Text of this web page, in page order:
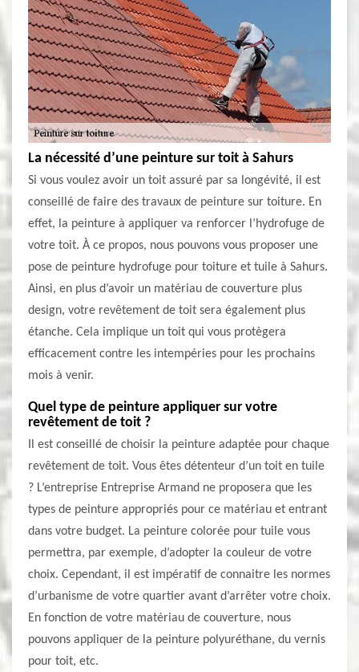
La nécessité d’une peinture sur toit à Sahurs
Si vous voulez avoir un toit assuré par sa longévité, il est
conseillé de faire des travaux de peinture sur toiture. En
effet, la peinture à appliquer va renforcer l’hydrofuge de
votre toit. À ce propos, nous pouvons vous proposer une
pose de peinture hydrofuge pour toiture et tuile à Sahurs.
Ainsi, en plus d’avoir un matériau de couverture plus
design, votre revêtement de toit sera également plus
étanche. Cela implique un toit qui vous protègera
efficacement contre les intempéries pour les prochains
mois à venir.
Quel type de peinture appliquer sur votre
revêtement de toit ?
Il est conseillé de choisir la peinture adaptée pour chaque
revêtement de toit. Vous êtes détenteur d’un toit en tuile
? L’entreprise Entreprise Armand ne proposera que les
types de peinture appropriés pour ce matériau et entrant
dans votre budget. La peinture colorée pour tuile vous
permettra, par exemple, d’adopter la couleur de votre
choix. Cependant, il est impératif de connaitre les normes
d’urbanisme de votre quartier avant d’arrêter votre choix.
En fonction de votre matériau de couverture, nous
pouvons appliquer de la peinture polyuréthane, du vernis
pour toit, etc.